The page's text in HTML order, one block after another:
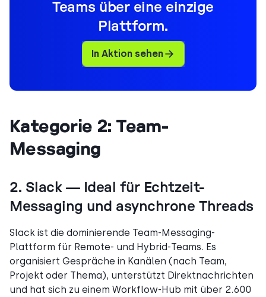
Teams über eine einzige
Plattform.
In Aktion sehen
Kategorie 2: Team-
Messaging
2. Slack — Ideal für Echtzeit-
Messaging und asynchrone Threads
Slack ist die dominierende Team-Messaging-
Plattform für Remote- und Hybrid-Teams. Es
organisiert Gespräche in Kanälen (nach Team,
Projekt oder Thema), unterstützt Direktnachrichten
und hat sich zu einem Workflow-Hub mit über 2.600